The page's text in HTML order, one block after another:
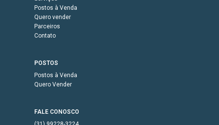
Postos à Venda
Quero vender
Parceiros
Contato
POSTOS
Postos à Venda
Quero Vender
FALE CONOSCO